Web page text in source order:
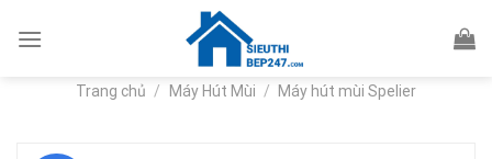
Trang chủ / Máy Hút Mùi / Máy hút mùi Spelier